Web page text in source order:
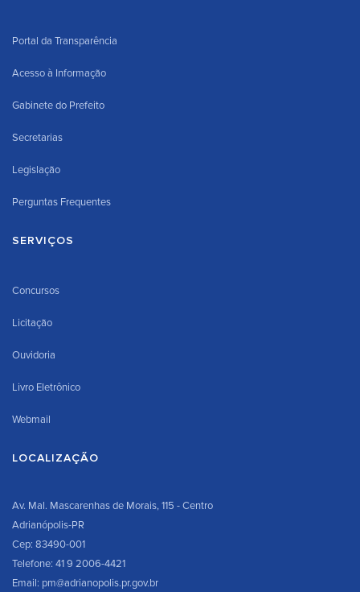
Portal da Transparência
Acesso à Informação
Gabinete do Prefeito
Secretarias
Legislação
Perguntas Frequentes
SERVIÇOS
Concursos
Licitação
Ouvidoria
Livro Eletrônico
Webmail
LOCALIZAÇÃO
Av. Mal. Mascarenhas de Morais, 115 - Centro
Adrianópolis-PR
Cep: 83490-001
Telefone: 41 9 2006-4421
Email: pm@adrianopolis.pr.gov.br